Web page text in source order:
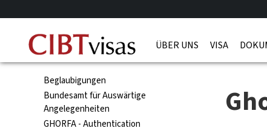
ÜBER UNS VISA
Beglaubigungen
Bundesamt für Auswärtige
Angelegenheiten
GHORFA - Authentication